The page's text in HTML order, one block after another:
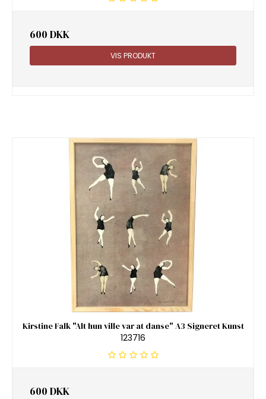
600 DKK
VIS PRODUKT
Kirstine Falk "Alt hun ville var at danse" A3 Signeret Kunst
123716
600 DKK